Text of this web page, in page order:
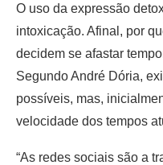
O uso da expressão
intoxicação. Afinal, por
decidem se afastar
Segundo André Dória,
possíveis, mas,
velocidade dos tempos
“As redes sociais são a